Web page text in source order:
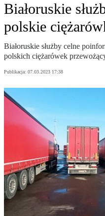
Białoruskie
polskie
Białoruskie służby celne
polskich ciężarówek
Publikacja: 07.03.2023 17:38